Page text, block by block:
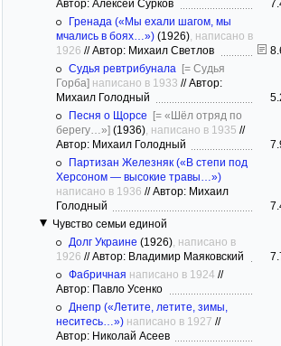
Автор: Алексей Сурков
Гренада («Мы ехали шагом, мы
мчались в боях…») (1926) , написано в
1926 //Автор: Михаил Светлов
Судья ревтрибунала [= Судья
Горба] написано в 1933 //Автор:
Михаил Голодный
Песня о Щорсе [= «Шёл отряд по
берегу…»] (1936) , написано в 1935 //
Автор: Михаил Голодный
Партизан Железняк («В степи под
Херсоном — высокие травы…»)
написано в 1936 //Автор: Михаил
Голодный
Чувство семьи единой
Долг Украине (1926) , написано в
1926 //Автор: Владимир Маяковский
Фабричная написано в 1924 //
Автор: Павло Усенко
Днепр («Летите, летите, зимы,
неситесь…») написано в 1927 //
Автор: Николай Асеев